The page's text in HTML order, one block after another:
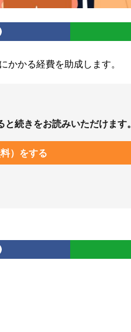
かる経費を助成します。
続きをお読みいただけます。
）をする